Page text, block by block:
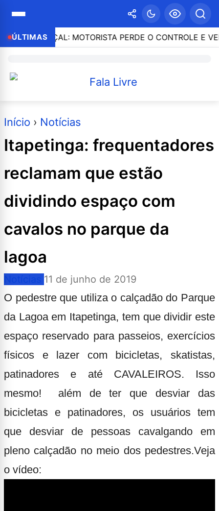
ÚLTIMAS
MARÇAL: MOTORISTA PERDE O CONTROLE E
Início › Notícias
Itapetinga: frequentadores
reclamam que estão
dividindo espaço com
cavalos no parque da
lagoa
11 de junho de 2019
O pedestre que utiliza o calçadão do Parque
da Lagoa em Itapetinga, tem que dividir este
espaço reservado para passeios, exercícios
físicos e lazer com bicicletas, skatistas,
patinadores e até CAVALEIROS. Isso
mesmo! além de ter que desviar das
bicicletas e patinadores, os usuários tem
que desviar de pessoas cavalgando em
pleno calçadão no meio dos pedestres.Veja
o vídeo: